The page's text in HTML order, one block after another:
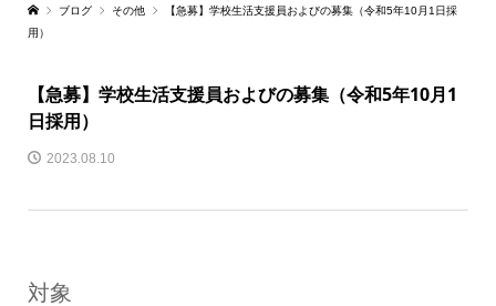
ブログ その他
【急募】学校生活支援員およびの募集（令和5年10月1日採
用）
【急募】学校生活支援員およびの募集（令和5年10月1
日採用）
2023.08.10
対象